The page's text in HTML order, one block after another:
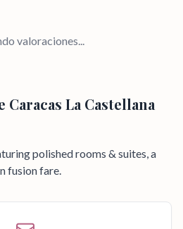
valoraciones...
Caracas La Castellana
polished rooms & suites, a
fusion fare.